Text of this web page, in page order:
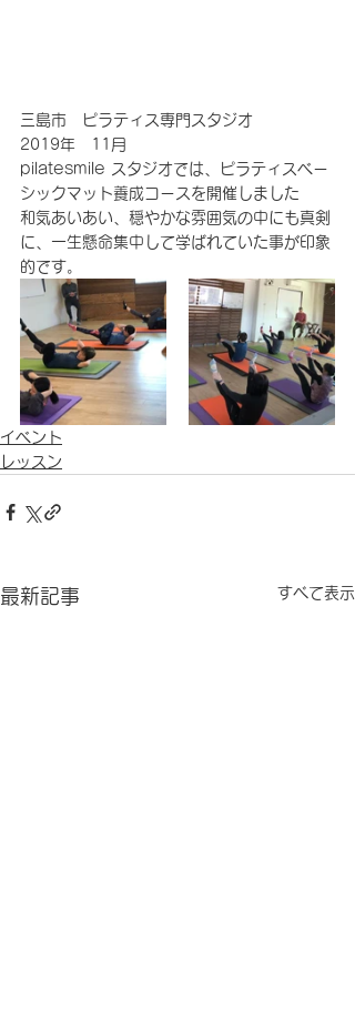
三島市　ピラティス専門スタジオ
2019年　11月
pilatesmile スタジオでは、ピラティスベー
シックマット養成コースを開催しました
和気あいあい、穏やかな雰囲気の中にも真剣
に、一生懸命集中して学ばれていた事が印象
的です。
イベント
レッスン
最新記事 すべて表示